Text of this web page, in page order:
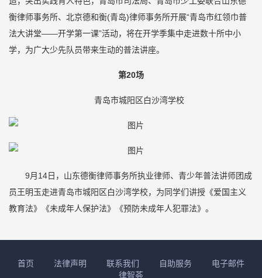
衡律师事务所、北京德和衡(青岛)律师事务所开展“青岛市红领巾普
法大讲堂——开学第一课”活动，将在开学季集中走进数十所中小
学，为广大少先队员带来生动的普法讲座。
第20场
青岛市城阳区白沙湾学校
9月14日，山东德衡律师事务所执业律师、青少年普法讲师团成
员王明玉走进青岛市城阳区白沙湾学校，为同学们讲授《爱国主义
教育法》《未成年人保护法》《预防未成年人犯罪法》。
首页 法律声明 联系我们 自助服务
电子邮件
律智荟